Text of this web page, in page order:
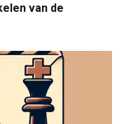
van de